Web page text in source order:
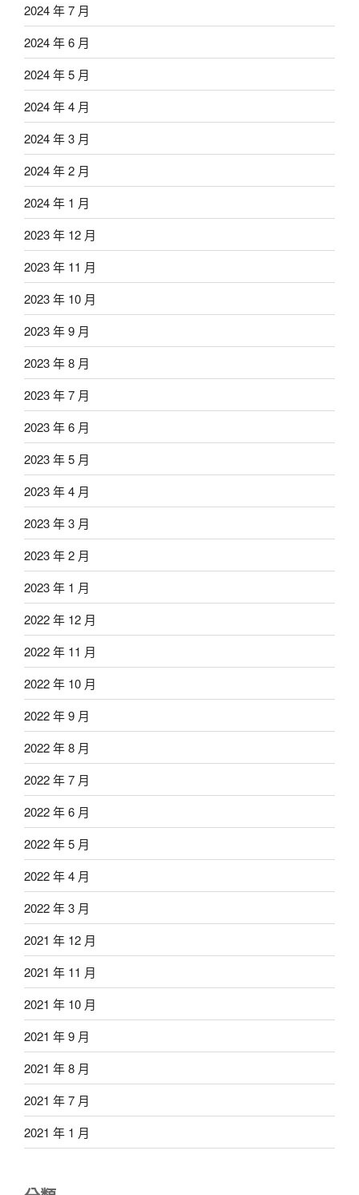
2024 年 7 月
2024 年 6 月
2024 年 5 月
2024 年 4 月
2024 年 3 月
2024 年 2 月
2024 年 1 月
2023 年 12 月
2023 年 11 月
2023 年 10 月
2023 年 9 月
2023 年 8 月
2023 年 7 月
2023 年 6 月
2023 年 5 月
2023 年 4 月
2023 年 3 月
2023 年 2 月
2023 年 1 月
2022 年 12 月
2022 年 11 月
2022 年 10 月
2022 年 9 月
2022 年 8 月
2022 年 7 月
2022 年 6 月
2022 年 5 月
2022 年 4 月
2022 年 3 月
2021 年 12 月
2021 年 11 月
2021 年 10 月
2021 年 9 月
2021 年 8 月
2021 年 7 月
2021 年 1 月